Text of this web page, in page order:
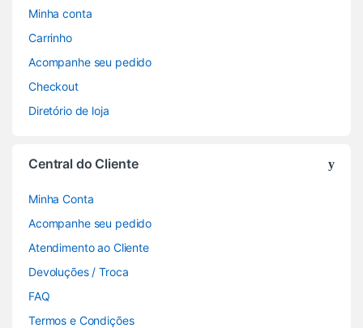
Minha conta
Carrinho
Acompanhe seu pedido
Checkout
Diretório de loja
Central do Cliente
Minha Conta
Acompanhe seu pedido
Atendimento ao Cliente
Devoluções / Troca
FAQ
Termos e Condições